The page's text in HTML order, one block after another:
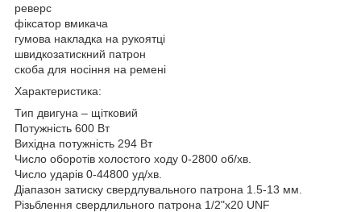
реверс
фіксатор вмикача
гумова накладка на рукоятці
швидкозатискний патрон
скоба для носіння на ремені
Характеристика:
Тип двигуна – щітковий
Потужність 600 Вт
Вихідна потужність 294 Вт
Число оборотів холостого ходу 0-2800 об/хв.
Число ударів 0-44800 уд/хв.
Діапазон затиску свердлувального патрона 1.5-13 мм.
Різьблення свердлильного патрона 1/2"x20 UNF